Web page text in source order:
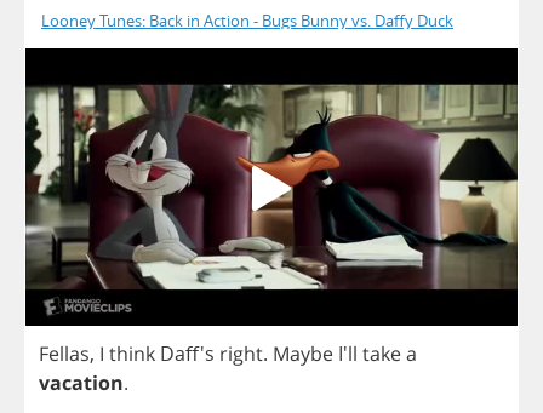
Looney Tunes: Back in Action - Bugs Bunny vs. Daffy Duck
Fellas, I think Daff's right. Maybe I'll takea
vacation.